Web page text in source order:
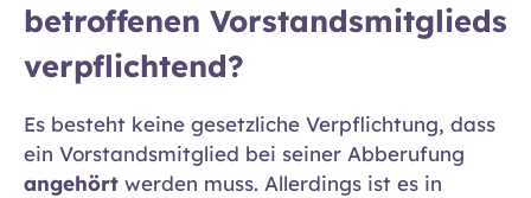
betroffenen Vorstandsmitglieds
verpflichtend?
Es besteht keine gesetzliche Verpflichtung, dass
ein Vorstandsmitglied bei seiner Abberufung
angehört werden muss. Allerdings ist es in